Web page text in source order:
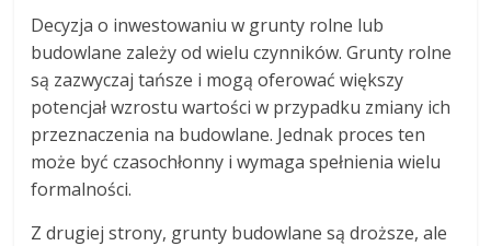
Decyzja o inwestowaniu w grunty rolne lub
budowlane zależy od wielu czynników. Grunty rolne
są zazwyczaj tańsze i mogą oferować większy
potencjał wzrostu wartości w przypadku zmiany ich
przeznaczenia na budowlane. Jednak proces ten
może być czasochłonny i wymaga spełnienia wielu
formalności.
Z drugiej strony, grunty budowlane są droższe, ale